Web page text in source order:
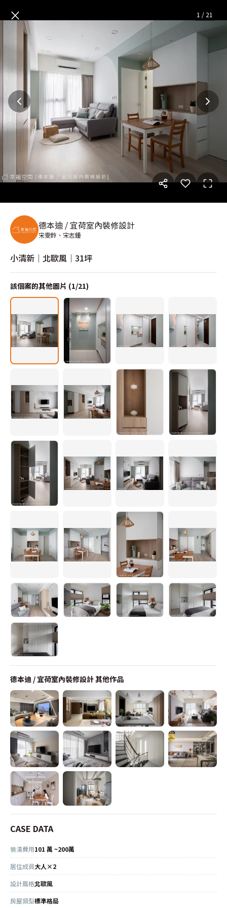
小清新│北歐風│31坪 — 完整
× 1 / 21
德本迪 / 宜荷室內裝修設計
宋雯鈴、宋志鍾
小清新│北歐風│31坪
該個案的其他圖片 (1/21)
德本迪 / 宜荷室內裝修設計其他作品
CASE DATA
裝潢費用101 萬 ~200萬
居住成員大人×2
設計風格北歐風
房屋類型標準格局